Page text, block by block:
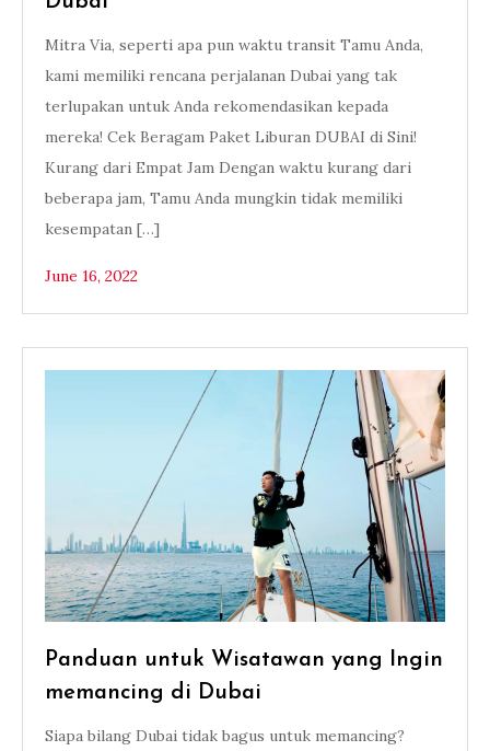
Mitra Via, seperti apa pun waktu transit Tamu Anda,
kami memiliki rencana perjalanan Dubai yang tak
terlupakan untuk Anda rekomendasikan kepada
mereka! Cek Beragam Paket Liburan DUBAI di Sini!
Kurang dari Empat Jam Dengan waktu kurang dari
beberapa jam, Tamu Anda mungkin tidak memiliki
kesempatan […]
June 16, 2022
Panduan untuk Wisatawan yang Ingin
memancing di Dubai
Siapa bilang Dubai tidak bagus untuk memancing?